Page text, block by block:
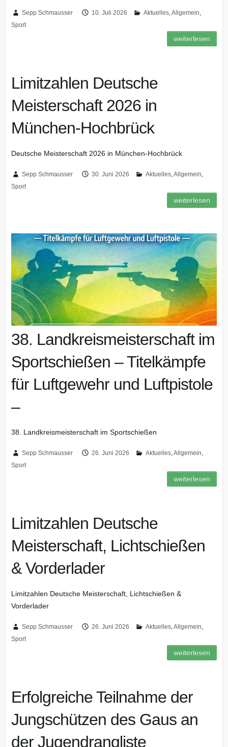
Sepp Schmausser 10. Juli 2026 Aktuelles,Allgemein,
Sport
weiterlesen
Limitzahlen Deutsche
Meisterschaft 2026 in
München-Hochbrück
Deutsche Meisterschaft 2026 in München-Hochbrück
Sepp Schmausser 30. Juni 2026 Aktuelles,Allgemein,
Sport
weiterlesen
38. Landkreismeisterschaft im
Sportschießen – Titelkämpfe
für Luftgewehr und Luftpistole
–
38. Landkreismeisterschaft im Sportschießen
Sepp Schmausser 26. Juni 2026 Aktuelles,Allgemein,
Sport
weiterlesen
Limitzahlen Deutsche
Meisterschaft, Lichtschießen
& Vorderlader
Limitzahlen Deutsche Meisterschaft, Lichtschießen &
Vorderlader
Sepp Schmausser 26. Juni 2026 Aktuelles,Allgemein,
Sport
weiterlesen
Erfolgreiche Teilnahme der
Jungschützen des Gaus an
der Jugendrangliste